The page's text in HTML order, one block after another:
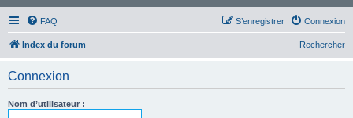
FAQ Connexion
S’enregistrer
Index du forum Rechercher
Connexion
Nom d’utilisateur :